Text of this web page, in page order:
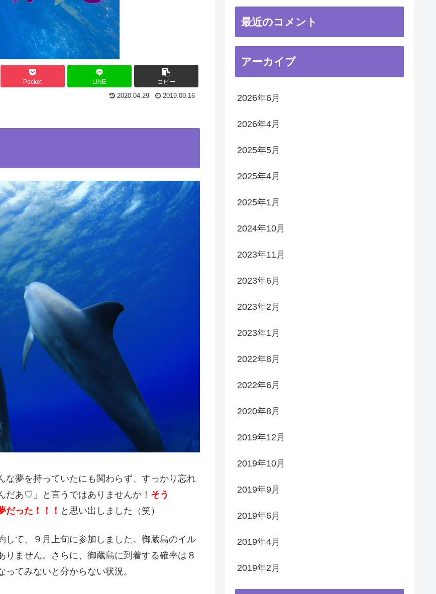
Pocket LINE コピー
2020.04.29 2019.09.16
な夢を持っていたにも関わらず、すっかり忘れ
だあ♡」と言うではありませんか！ そう
だった！！！ と思い出しました（笑）
して、９月上旬に参加しました。御蔵島のイル
ません。さらに、御蔵島に到着する確率は８
てみないと分からない状況。
最近のコメント
アーカイブ
2026年6月
2026年4月
2025年5月
2025年4月
2025年1月
2024年10月
2023年11月
2023年6月
2023年2月
2023年1月
2022年8月
2022年6月
2020年8月
2019年12月
2019年10月
2019年9月
2019年6月
2019年4月
2019年2月